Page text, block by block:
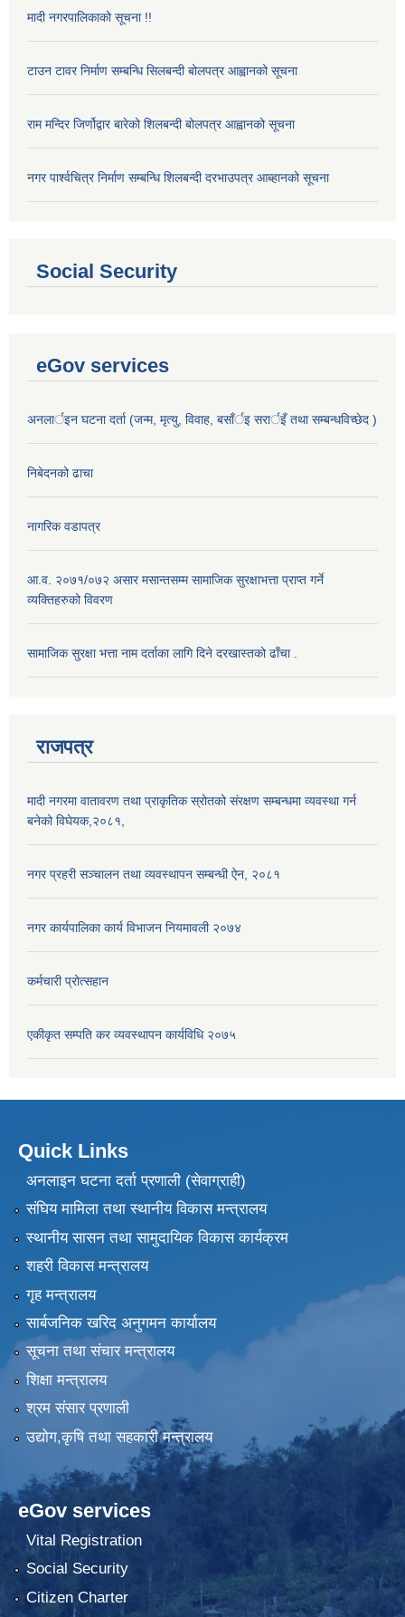
मादी नगरपालिकाको सूचना !!
टाउन टावर निर्माण सम्बन्धि सिलबन्दी बोलपत्र आह्वानको सूचना
राम मन्दिर जिर्णोद्वार बारेको शिलबन्दी बोलपत्र आह्वानको सूचना
नगर पार्श्वचित्र निर्माण सम्बन्धि शिलबन्दी दरभाउपत्र आब्हानको सूचना
Social Security
eGov services
अनलार्इन घटना दर्ता (जन्म, मृत्यु, विवाह, बसाँर्इ सरार्इँ तथा सम्बन्धविच्छेद )
निबेदनको ढाचा
नागरिक वडापत्र
आ.व. २०७१/०७२ असार मसान्तसम्म सामाजिक सुरक्षाभत्ता प्राप्त गर्ने
व्यक्तिहरुको विवरण
सामाजिक सुरक्षा भत्ता नाम दर्ताका लागि दिने दरखास्तको ढाँचा .
राजपत्र
मादी नगरमा वातावरण तथा प्राकृतिक स्रोतको संरक्षण सम्बन्धमा व्यवस्था गर्न
बनेको विघेयक,२०८१,
नगर प्रहरी सञ्चालन तथा व्यवस्थापन सम्बन्धी ऐन, २०८१
नगर कार्यपालिका कार्य विभाजन नियमावली २०७४
कर्मचारी प्रोत्सहान
एकीकृत सम्पति कर व्यवस्थापन कार्यविधि २०७५
Quick Links
अनलाइन घटना दर्ता प्रणाली (सेवाग्राही)
संघिय मामिला तथा स्थानीय विकास मन्त्रालय
स्थानीय सासन तथा सामुदायिक विकास कार्यक्रम
शहरी विकास मन्त्रालय
गृह मन्त्रालय
सार्बजनिक खरिद अनुगमन कार्यालय
सूचना तथा संचार मन्त्रालय
शिक्षा मन्त्रालय
श्रम संसार प्रणाली
उद्योग,कृषि तथा सहकारी मन्त्रालय
eGov services
Vital Registration
Social Security
Citizen Charter